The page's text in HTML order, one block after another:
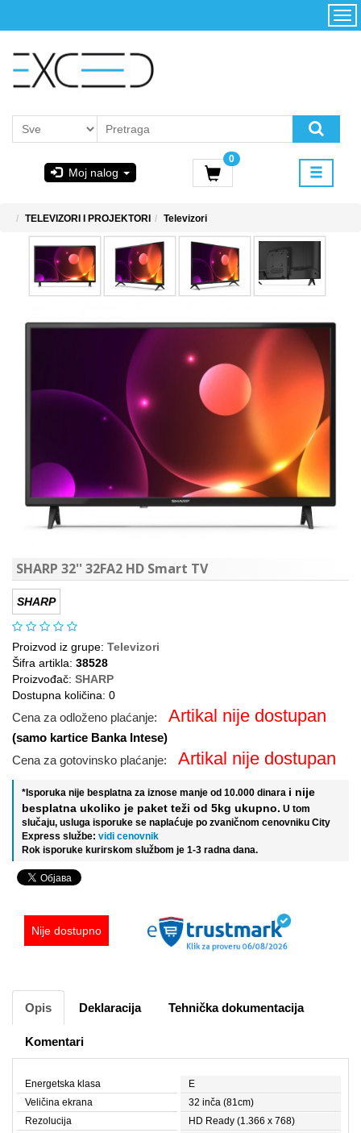
Moj nalog
0
Početna
korišćenja i
PoweredByAsus
TELEVIZORI I PROJEKTORI Televizori
SHARP 32'' 32FA2 HD Smart TV
SHARP
Proizvod iz grupe: Televizori
Šifra artikla: 38528
Proizvođač: SHARP
Dostupna količina: 0
Cena za odloženo plaćanje: Artikal nije dostupan
(samo kartice Banka Intese)
Cena za gotovinsko plaćanje:
Artikal nije dostupan
*Isporuka nije besplatna za iznose manje od 10.000 dinara i nije
besplatna ukoliko je paket teži od 5kg ukupno. U tom
slučaju, usluga isporuke se naplaćuje po zvaničnom cenovniku City
Express službe: vidi cenovnik
Rok isporuke kurirskom službom je 1-3 radna dana.
Nije dostupno
Opis Deklaracija Tehnička dokumentacija
Komentari
Energetska klasa
E
Veličina ekrana
32 inča (81cm)
Rezolucija
HD Ready (1.366 x 768)